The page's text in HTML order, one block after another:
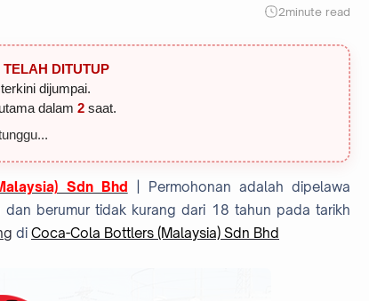
2minute read
DITUTUP
dijumpai.
dalam 1saat.
Sdn Bhd
| Permohonan adalah dipelawa
berumur tidak kurang dari 18 tahun pada tarikh
di Coca-Cola Bottlers (Malaysia) Sdn Bhd